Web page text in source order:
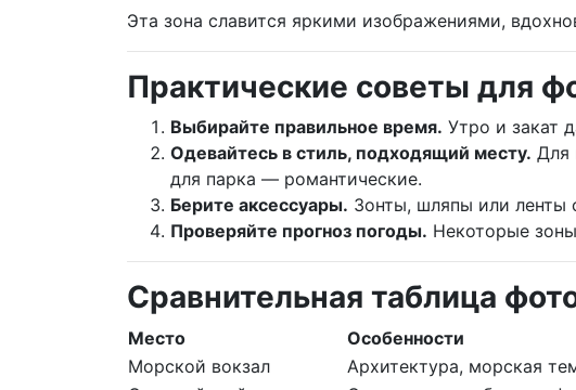
Эта зона славится яркими изображениями,
Практические советы для
Выбирайте правильное время. Утро и закат
Одевайтесь в стиль, подходящий месту. Для
для парка — романтические.
Берите аксессуары. Зонты, шляпы или ленты
Проверяйте прогноз погоды. Некоторые
Сравнительная таблица
Место Особенности
Морской вокзал
Архитектура, морская